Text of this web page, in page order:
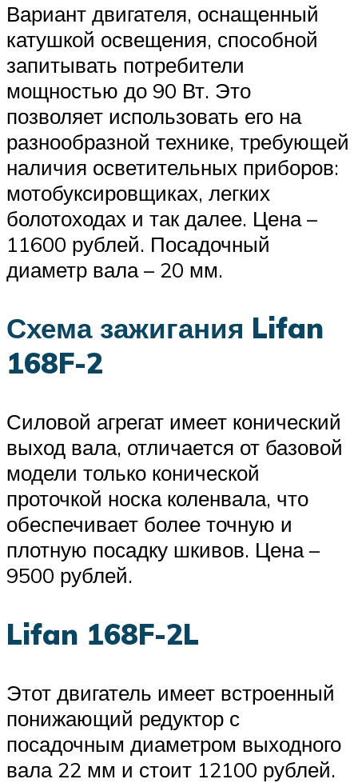
Вариант двигателя, оснащенный
катушкой освещения, способной
запитывать потребители
мощностью до 90 Вт. Это
позволяет использовать его на
разнообразной технике, требующей
наличия осветительных приборов:
мотобуксировщиках, легких
болотоходах и так далее. Цена –
11600 рублей. Посадочный
диаметр вала – 20 мм.
Схема зажигания Lifan
168F-2
Силовой агрегат имеет конический
выход вала, отличается от базовой
модели только конической
проточкой носка коленвала, что
обеспечивает более точную и
плотную посадку шкивов. Цена –
9500 рублей.
Lifan 168F-2L
Этот двигатель имеет встроенный
понижающий редуктор с
посадочным диаметром выходного
вала 22 мм и стоит 12100 рублей.